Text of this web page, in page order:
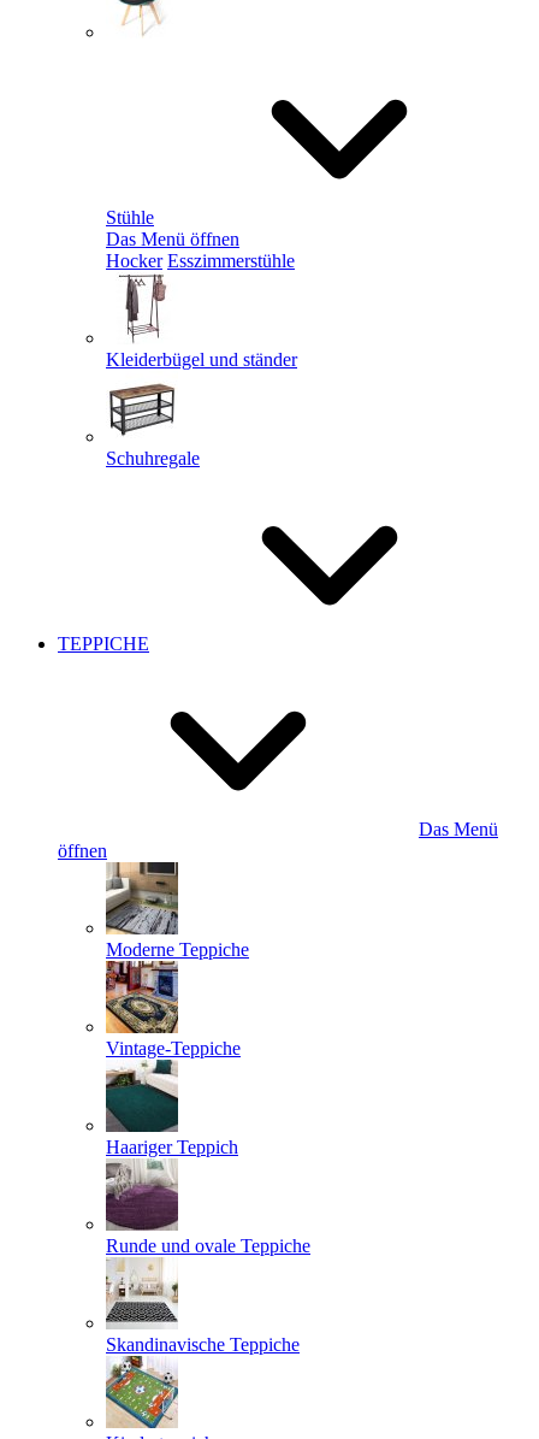
Stühle
Das Menü öffnen
Hocker Esszimmerstühle
Kleiderbügel und ständer
Schuhregale
TEPPICHE
Das Menü
öffnen
Moderne Teppiche
Vintage-Teppiche
Haariger Teppich
Runde und ovale Teppiche
Skandinavische Teppiche